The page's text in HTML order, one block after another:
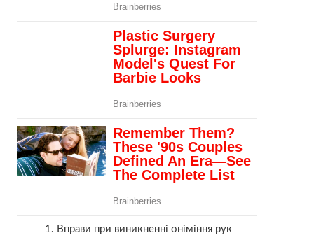
Вправи при виникненні оніміння рук